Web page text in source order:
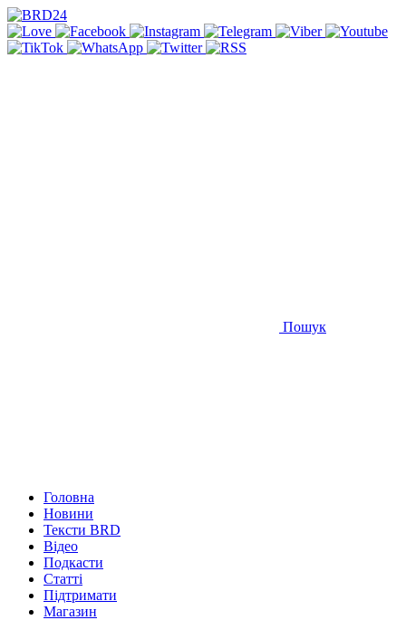
Пошук
Головна
Новини
Тексти BRD
Відео
Подкасти
Статті
Підтримати
Магазин